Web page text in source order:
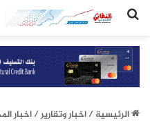
(النقابي الجنوبي:/خاص.)
الرئيسيِة/اخبار وتقارير/اخبار